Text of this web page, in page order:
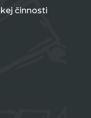
činnosti